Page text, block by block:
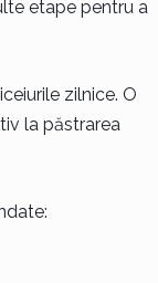
etape pentru a
zilnice. O
la păstrarea